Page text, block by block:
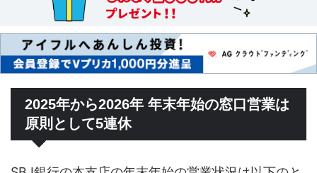
2025年から2026年 年末年始の窓口営業は
原則として5連休